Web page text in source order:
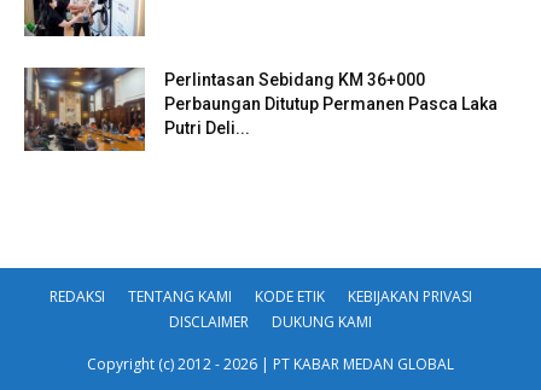
Perlintasan Sebidang KM 36+000
Perbaungan Ditutup Permanen Pasca Laka
Putri Deli...
REDAKSI TENTANG KAMI KODE ETIK
KEBIJAKAN PRIVASI
DISCLAIMER
DUKUNG KAMI
Copyright (c) 2012 - 2026 | PT KABAR MEDAN GLOBAL